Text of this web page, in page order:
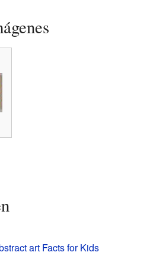
art Facts for Kids